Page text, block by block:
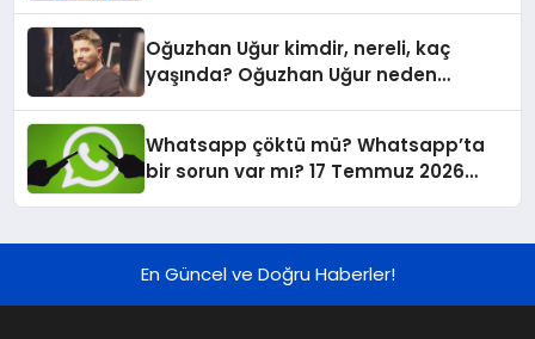
sorgulama ekranı…
Oğuzhan Uğur kimdir, nereli, kaç
yaşında? Oğuzhan Uğur neden
Whatsapp çöktü mü? Whatsapp’ta
bir sorun var mı? 17 Temmuz 2026
En Güncel ve Doğru Haberler!